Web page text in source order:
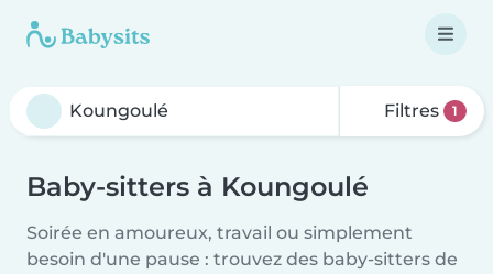
Filtres 1
Baby-sitters à Koungoulé
Soirée en amoureux, travail ou simplement
besoin d'une pause : trouvez des baby-sitters de